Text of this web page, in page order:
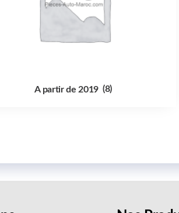
A partir de 2019 (8)